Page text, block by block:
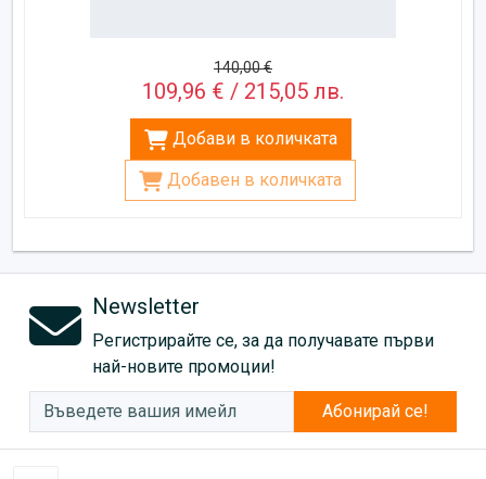
140,00 €
109,96 € / 215,05 лв.
Добави в количката
Добавен в количката
Newsletter
Регистрирайте се, за да получавате първи
най-новите промоции!
Абонирай се!